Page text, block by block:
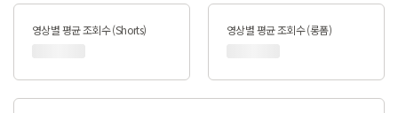
영상별 평균 조회수 (Shorts) 영상별 평균 조회수 (롱폼)